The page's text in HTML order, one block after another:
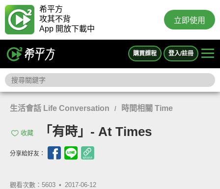
希平方
攻其不背
App 開放下載中
立即使用
購買課程 登入/註冊
生活會話 Life Conversation / 時間相關 Time
收藏 「有時」- At Times
分享給好友：
觀看次數：5603 • 2017-06-12